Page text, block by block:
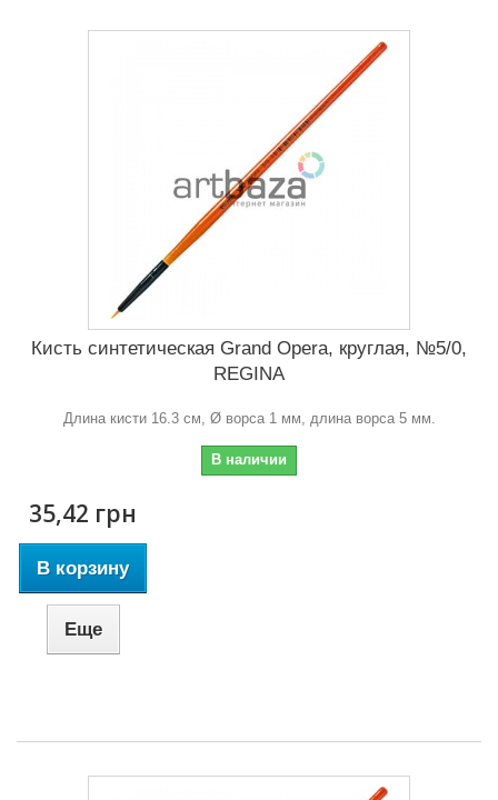
Кисть синтетическая Grand Opera, круглая, №5/0,
REGINA
Длина кисти 16.3 см, Ø ворса 1 мм, длина ворса 5 мм.
В наличии
35,42 грн
В корзину
Еще